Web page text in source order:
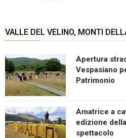
VALLE DEL VELINO, MONTI
Apertura
Vespasiano
Patrimonio
Amatrice a
edizione
spettacolo